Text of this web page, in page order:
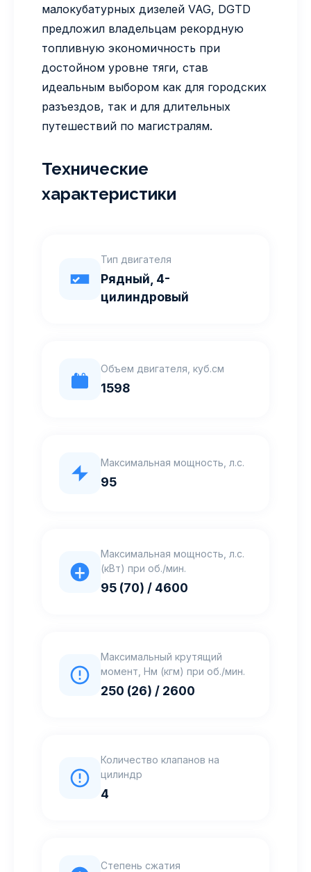
малокубатурных дизелей VAG, DGTD
предложил владельцам рекордную
топливную экономичность при
достойном уровне тяги, став
идеальным выбором как для городских
разъездов, так и для длительных
путешествий по магистралям.
Технические
характеристики
Тип двигателя
Рядный, 4-
цилиндровый
Объем двигателя, куб.см
1598
Максимальная мощность, л.с.
95
Максимальная мощность, л.с.
(кВт) при об./мин.
95 (70) / 4600
Максимальный крутящий
момент, Нм (кгм) при об./мин.
250 (26) / 2600
Количество клапанов на
цилиндр
4
Степень сжатия